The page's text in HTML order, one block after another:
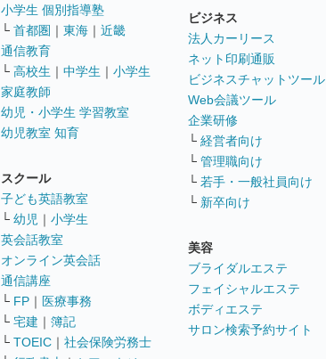
小学生 個別指導塾
└ 首都圏 ｜ 東海 ｜ 近畿
通信教育
└ 高校生 ｜ 中学生 ｜ 小学生
家庭教師
幼児・小学生 学習教室
幼児教室 知育
スクール
子ども英語教室
└ 幼児 ｜ 小学生
英会話教室
オンライン英会話
通信講座
└ FP ｜ 医療事務
└ 宅建 ｜ 簿記
└ TOEIC ｜ 社会保険労務士
ビジネス
法人カーリース
ネット印刷通販
ビジネスチャットツール
Web会議ツール
企業研修
└ 経営者向け
└ 管理職向け
└ 若手・一般社員向け
└ 新卒向け
美容
ブライダルエステ
フェイシャルエステ
ボディエステ
サロン検索予約サイト